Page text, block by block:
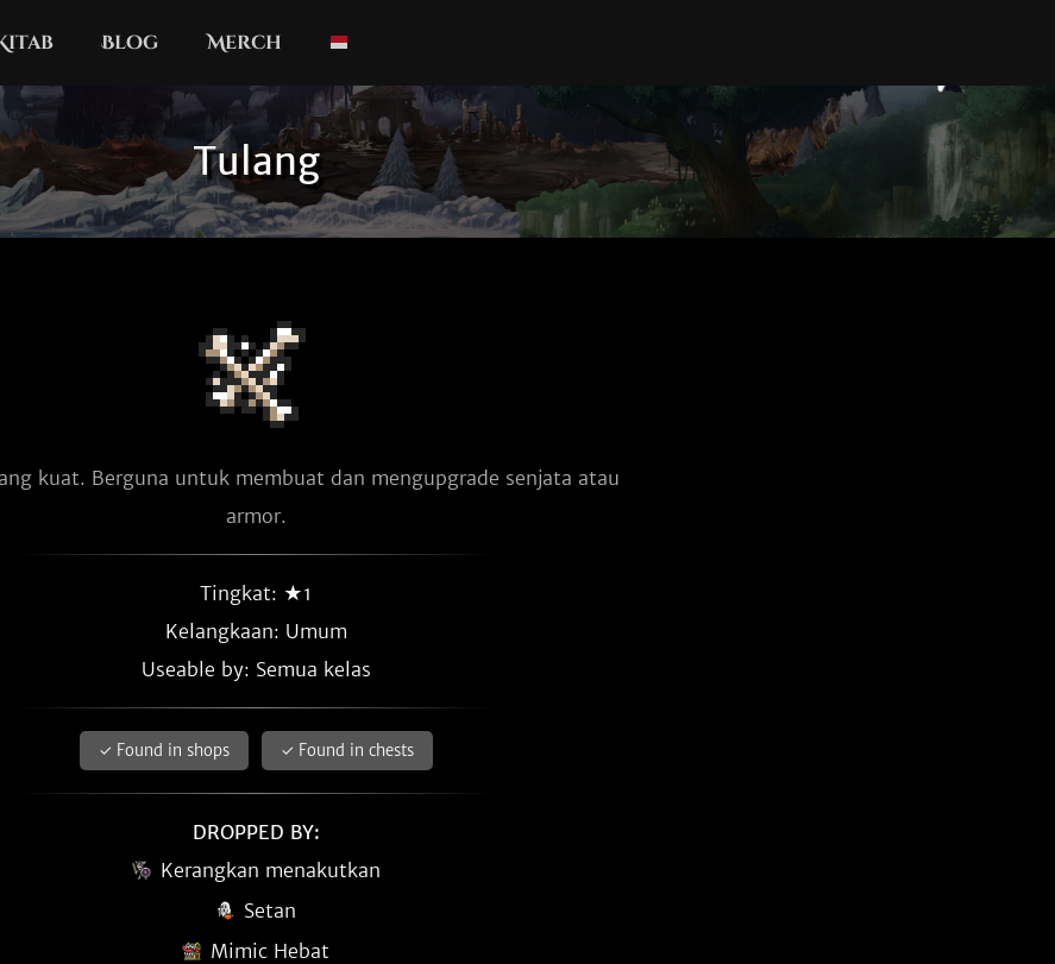
Blog Merch
Tulang
kuat. Berguna untuk membuat dan mengupgrade senjata atau
armor.
Tingkat: ★1
Kelangkaan: Umum
Useable by: Semua kelas
✓ Found in shops ✓ Found in chests
DROPPED BY:
Kerangkan menakutkan
Setan
Mimic Hebat